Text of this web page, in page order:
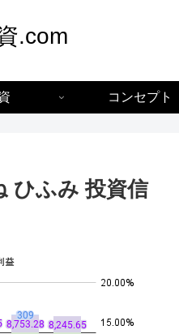
.com
コンセプト
ひふみ 投資信